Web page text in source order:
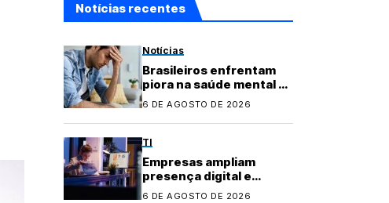
Notícias recentes
Notícias
Brasileiros enfrentam
piora na saúde mental e
buscam apoio na
6 DE AGOSTO DE 2026
TI
Empresas ampliam
presença digital e
transformam uso de
6 DE AGOSTO DE 2026